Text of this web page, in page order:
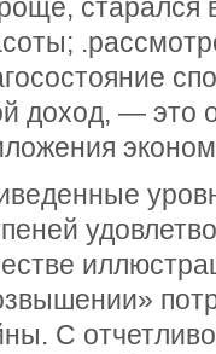
старался
доход, — это
С